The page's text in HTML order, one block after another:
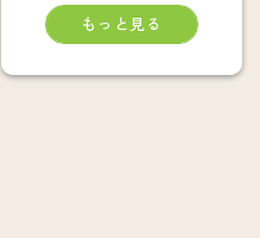
もっと見る